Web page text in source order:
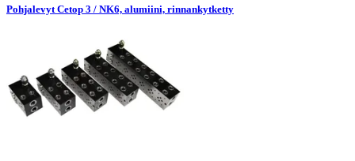
Pohjalevyt Cetop 3 / NK6, alumiini, rinnankytketty